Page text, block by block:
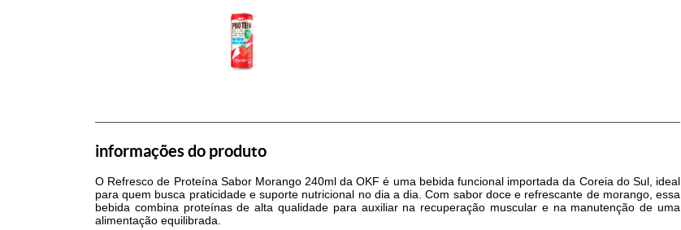
informações do produto
O Refresco de Proteína Sabor Morango 240ml da OKF é uma bebida funcional importada da Coreia do Sul, ideal
para quem busca praticidade e suporte nutricional no dia a dia. Com sabor doce e refrescante de morango, essa
bebida combina proteínas de alta qualidade para auxiliar na recuperação muscular e na manutenção de uma
alimentação equilibrada.